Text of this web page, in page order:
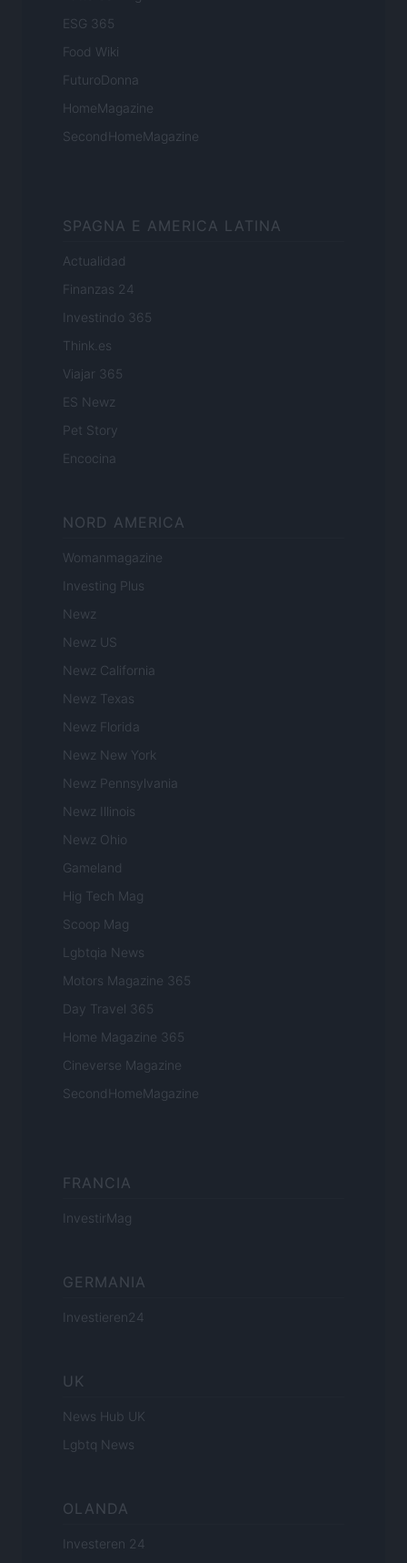
ESG 365
Food Wiki
FuturoDonna
HomeMagazine
SecondHomeMagazine
SPAGNA E AMERICA LATINA
Actualidad
Finanzas 24
Investindo 365
Think.es
Viajar 365
ES Newz
Pet Story
Encocina
NORD AMERICA
Womanmagazine
Investing Plus
Newz
Newz US
Newz California
Newz Texas
Newz Florida
Newz New York
Newz Pennsylvania
Newz Illinois
Newz Ohio
Gameland
Hig Tech Mag
Scoop Mag
Lgbtqia News
Motors Magazine 365
Day Travel 365
Home Magazine 365
Cineverse Magazine
SecondHomeMagazine
FRANCIA
InvestirMag
GERMANIA
Investieren24
UK
News Hub UK
Lgbtq News
OLANDA
Investeren 24